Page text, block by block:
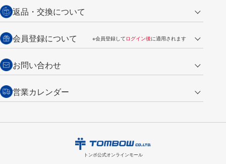
代金引換
銀行振込【前払い】
営業日午前11時までの決済完了の
ご注文は翌営業日の発送
送料：全国一律 660円（税込）
詳しくはご利用ガイドをご覧ください。
返品・交換について
返品の場合
商品到着後7日以内・未使用品に限り返品を承ります。問い合わせフォーム
からご連絡ください。詳しくは
い。
商品到着後7日以内に限り交換を承ります。
からご連絡
会員登録について ※会員登録してログイン後に適用されます
・新規ご入会で
・税込み2,200円以上のお買い上げで
・次回のお買い物に使えるポイントがお買い上げごとに
100円につき1ポイ
ント付与されます。
会員登録はこちら
お問い合わせ
トンボ製品・サービスに関する
お問い合わせ
購入・返品に関するお問い合わせ
営業カレンダー
トンボ公式オンラインモール